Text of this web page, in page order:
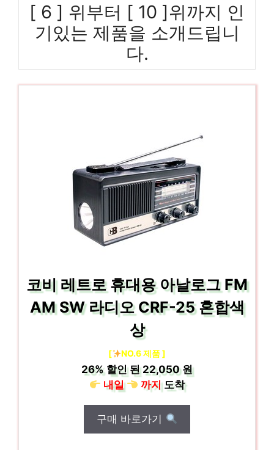
[ 6 ] 위부터 [ 10 ]위까지 인
기있는 제품을 소개드립니
다.
코비 레트로 휴대용 아날로그 FM
AM SW 라디오 CRF-25 혼합색
상
[ NO.6 제품 ]
26%할인 된22,050 원
내일
까지도착
구매 바로가기